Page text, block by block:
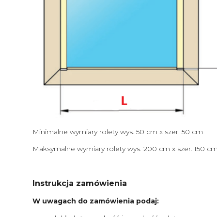
Minimalne wymiary rolety wys. 50 cm x szer. 50 cm
Maksymalne wymiary rolety wys. 200 cm x szer. 150
Instrukcja zamówienia
W uwagach do zamówienia podaj: